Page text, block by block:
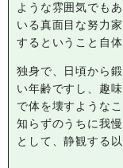
ような雰囲気でも
いる真面目な努力
するということ自
独身で、日頃から
い年齢ですし、趣
で体を壊すような
知らずのうちに我
として、静観する